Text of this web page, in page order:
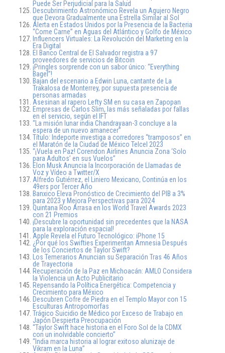
Puede Ser Perjudicial para la Salud
Descubrimiento Astronómico Revela un Agujero Negro
que Devora Gradualmente una Estrella Similar al Sol
Alerta en Estados Unidos por la Presencia de la Bacteria
“Come Carne” en Aguas del Atlántico y Golfo de México
Influencers Virtuales: La Revolución del Marketing en la
Era Digital
El Banco Central de El Salvador registra a 97
proveedores de servicios de Bitcoin
¡Pringles sorprende con un sabor único: “Everything
Bagel”!
Bajan del escenario a Edwin Luna, cantante de La
Trakalosa de Monterrey, por supuesta presencia de
personas armadas
Asesinan al rapero Lefty SM en su casa en Zapopan
Empresas de Carlos Slim, las más señaladas por fallas
en el servicio, según el IFT
“La misión lunar india Chandrayaan-3 concluye a la
espera de un nuevo amanecer”
Título: Indeporte investiga a corredores “tramposos” en
el Maratón de la Ciudad de México Telcel 2023
“¡Vuela en Paz! Corendon Airlines Anuncia Zona ‘Solo
para Adultos’ en sus Vuelos”
Elon Musk Anuncia la Incorporación de Llamadas de
Voz y Vídeo a Twitter/X
Alfredo Gutiérrez, el Liniero Mexicano, Continúa en los
49ers por Tercer Año
Banxico Eleva Pronóstico de Crecimiento del PIB a 3%
para 2023 y Mejora Perspectivas para 2024
Quintana Roo Arrasa en los World Travel Awards 2023
con 21 Premios
¡Descubre la oportunidad sin precedentes que la NASA
para la exploración espacial!
Apple Revela el Futuro Tecnológico: iPhone 15
¿Por qué los Swifties Experimentan Amnesia Después
de los Conciertos de Taylor Swift?
Los Temerarios Anuncian su Separación Tras 46 Años
de Trayectoria
Recuperación de la Paz en Michoacán: AMLO Considera
la Violencia un Acto Publicitario
Repensando la Política Energética: Competencia y
Crecimiento para México
Descubren Cofre de Piedra en el Templo Mayor con 15
Esculturas Antropomorfas
Trágico Suicidio de Médico por Exceso de Trabajo en
Japón Despierta Preocupación
“Taylor Swift hace historia en el Foro Sol de la CDMX
con un inolvidable concierto”
“India marca historia al lograr exitoso alunizaje de
Vikram en la Luna”